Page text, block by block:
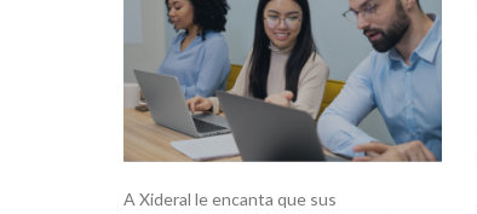
A Xideral le encanta que sus